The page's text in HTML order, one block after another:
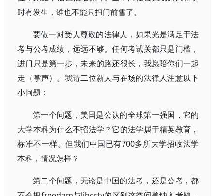
时有发生，谁也不能只扫门前雪了。
要做一对受人尊敬的法律人，如果光是满足于法
考与公考成绩，远远不够。任何考试关都只是门槛，
进门只是第一步，未来的路还很长，我愿陪你们一起
走（掌声）。我请二位新人与在场的法律人注意以下
小问题：
第一个问题，美国是公认的全球第一强国，它的
大学本科为什么不招法学？它的法学属于精英教育，
标准不一样。但我们中国已有700多所大学招收法学
本科，情况怎样？
第二个问题，无论是中国的法考，还是公考，都